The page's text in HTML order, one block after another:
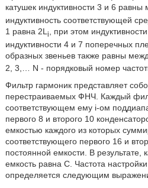
катушек индуктивности 3 и 6
индуктивность соответствующей
1 равна 2L i
, при этом
индуктивности 4 и 7 поперечных
образных звеньев также равны
2, 3,… N - порядковый номер
Фильтр гармоник представляет
перестраиваемых ФНЧ. Каждый
соответствующем ему i-ом
первого 8 и второго 10
емкостью каждого из которых
соответствующего первого 16 и
постоянной емкости. В результате,
емкость равна С. Частота
определяется следующим